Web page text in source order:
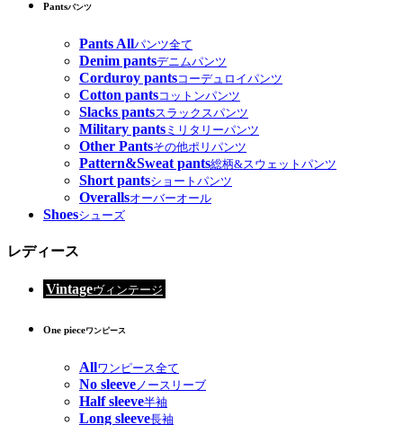
Pantsパンツ
Pants Allパンツ全て
Denim pantsデニムパンツ
Corduroy pantsコーデュロイパンツ
Cotton pantsコットンパンツ
Slacks pantsスラックスパンツ
Military pants ミリタリーパンツ
Other Pantsその他ポリパンツ
Pattern&Sweat pants総柄&スウェットパンツ
Short pantsショートパンツ
Overallsオーバーオール
Shoesシューズ
レディース
Vintageヴィンテージ
One pieceワンピース
Allワンピース全て
No sleeve ノースリーブ
Half sleeve半袖
Long sleeve長袖